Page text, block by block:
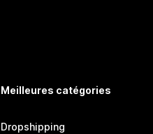
Meilleures catégories
Dropshipping